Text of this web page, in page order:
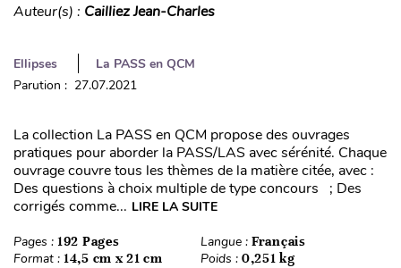
Auteur(s) : Cailliez Jean-Charles
Ellipses
La PASS en QCM
Parution : 27.07.2021
La collection La PASS en QCM propose des ouvrages
pratiques pour aborder la PASS/LAS avec sérénité. Chaque
ouvrage couvre tous les thèmes de la matière citée, avec :
Des questions à choix multiple de type concours ; Des
corrigés comme... LIRE LA SUITE
Pages : 192 Pages Langue : Français
Format : 14,5 cm x 21 cm Poids : 0,251 kg